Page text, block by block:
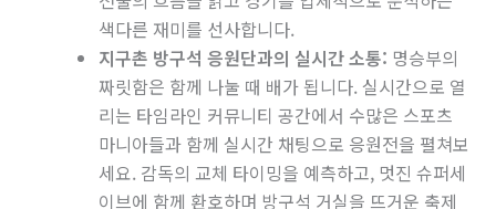
색다른 재미를 선사합니다.
지구촌 방구석 응원단과의 실시간 소통: 명승부의
짜릿함은 함께 나눌 때 배가 됩니다. 실시간으로 열
리는 타임라인 커뮤니티 공간에서 수많은 스포츠
마니아들과 함께 실시간 채팅으로 응원전을 펼쳐보
세요. 감독의 교체 타이밍을 예측하고, 멋진 슈퍼세
이브에 함께 환호하며 방구석 거실을 뜨거운 축제